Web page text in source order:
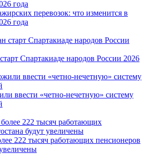
перевозок: что изменится в
года
Спартакиаде народов России 2026
ввести «четно-нечетную» систему
222 тысяч работающих пенсионеров